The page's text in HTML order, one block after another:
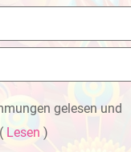
gelesen und
( Lesen )